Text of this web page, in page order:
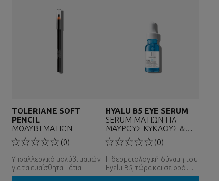
TOLERIANE SOFT
PENCIL
ΜΟΛΥΒΙ ΜΑΤΙΩΝ
(0)
Υποαλλεργικό μολύβι ματιών
για τα ευαίσθητα μάτια
HYALU B5 EYE SERUM
SERUM ΜΑΤΙΩΝ ΓΙΑ
ΜΑΥΡΟΥΣ ΚΥΚΛΟΥΣ &
ΡΥΤΙΔΕΣ
(0)
Η δερματολογική δύναμη του
Hyalu B5, τώρα και σε ορό
ματιών